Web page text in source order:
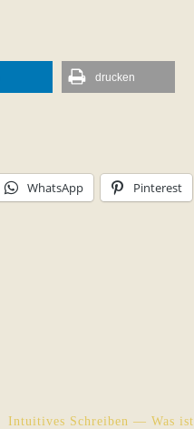
drucken
WhatsApp Pinterest
Intuitives Schreiben — Was ist